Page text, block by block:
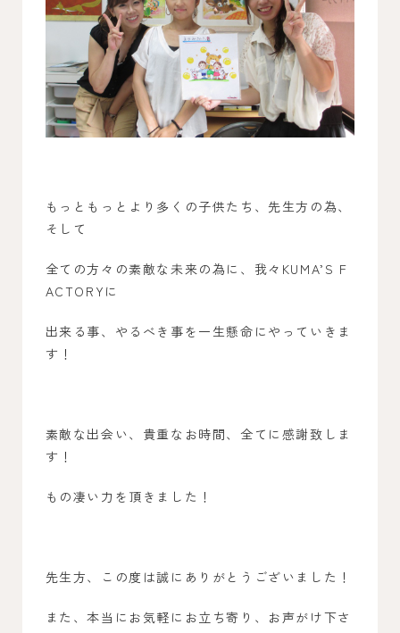
もっともっとより多くの子供たち、先生方の為、
そして
全ての方々の素敵な未来の為に、我々KUMA’S F
ACTORYに
出来る事、やるべき事を一生懸命にやっていきま
す！
素敵な出会い、貴重なお時間、全てに感謝致しま
す！
もの凄い力を頂きました！
先生方、この度は誠にありがとうございました！
また、本当にお気軽にお立ち寄り、お声がけ下さ